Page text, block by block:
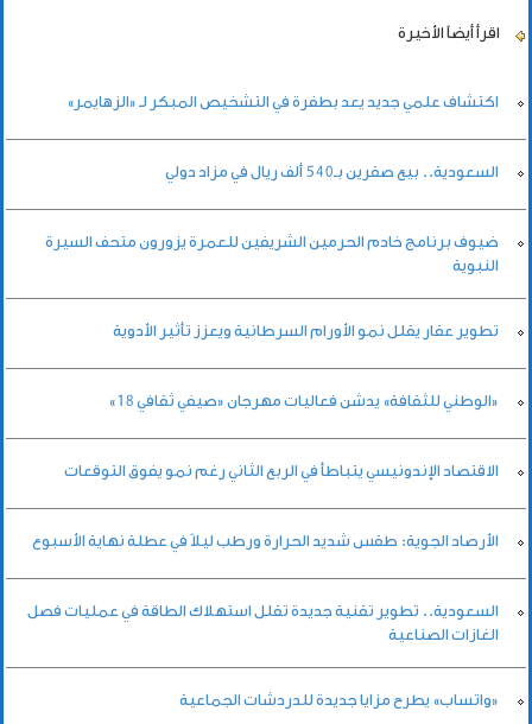
اقرأ أيضاً الأخيرة
اكتشاف علمي جديد يعد بطفرة في التشخيص المبكر لـ «الزهايمر»
السعودية.. بيع صقرين بـ540 ألف ريال في مزاد دولي
ضيوف برنامج خادم الحرمين الشريفين للعمرة يزورون متحف السيرة
النبوية
تطوير عقار يقلل نمو الأورام السرطانية ويعزز تأثير الأدوية
«الوطني للثقافة» يدشن فعاليات مهرجان «صيفي ثقافي 18»
الاقتصاد الإندونيسي يتباطأ في الربع الثاني رغم نمو يفوق التوقعات
الأرصاد الجوية: طقس شديد الحرارة ورطب ليلاً في عطلة نهاية الأسبوع
السعودية.. تطوير تقنية جديدة تقلل استهلاك الطاقة في عمليات فصل
الغازات الصناعية
«واتساب» يطرح مزايا جديدة للدردشات الجماعية